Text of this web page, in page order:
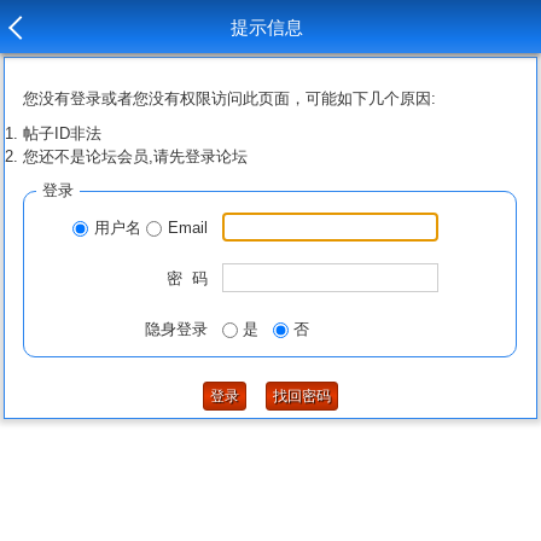
提示信息
您没有登录或者您没有权限访问此页面，可能如下几个原因:
帖子ID非法
您还不是论坛会员,请先登录论坛
登录
用户名 Email
密 码
隐身登录 是 否